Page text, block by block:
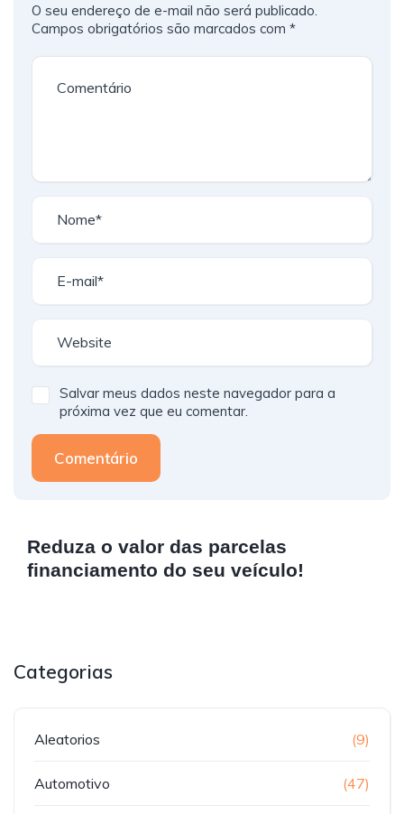
O seu endereço de e-mail não será publicado.
Campos obrigatórios são marcados com *
Salvar meus dados neste navegador para a
próxima vez que eu comentar.
Comentário
Reduza o valor das parcelas
financiamento do seu veículo!
Categorias
Aleatorios (9)
Automotivo (47)